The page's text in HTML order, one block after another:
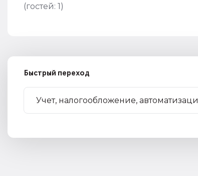
(гостей: 1)
Быстрый переход